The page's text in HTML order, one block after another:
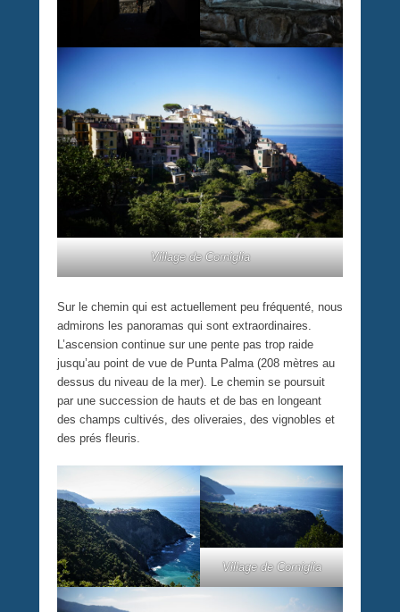
Village de Corniglia
Sur le chemin qui est actuellement peu fréquenté, nous
admirons les panoramas qui sont extraordinaires.
L’ascension continue sur une pente pas trop raide
jusqu’au point de vue de Punta Palma (208 mètres au
dessus du niveau de la mer). Le chemin se poursuit
par une succession de hauts et de bas en longeant
des champs cultivés, des oliveraies, des vignobles et
des prés fleuris.
Village de Corniglia